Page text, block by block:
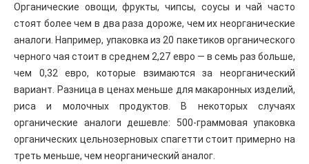
Органические овощи, фрукты, чипсы, соусы и чай часто
стоят более чем в два раза дороже, чем их неорганические
аналоги. Например, упаковка из 20 пакетиков органического
черного чая стоит в среднем 2,27 евро — в семь раз больше,
чем 0,32 евро, которые взимаются за неорганический
вариант. Разница в ценах меньше для макаронных изделий,
риса и молочных продуктов. В некоторых случаях
органические аналоги дешевле: 500-граммовая упаковка
органических цельнозерновых спагетти стоит примерно на
треть меньше, чем неорганический аналог.